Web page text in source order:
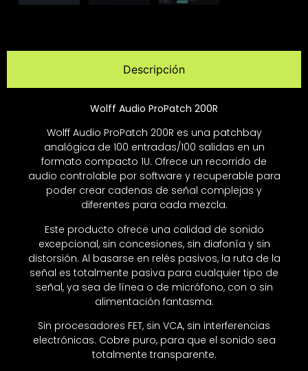
Descripción
Wolff Audio ProPatch 200R
Wolff Audio ProPatch 200R es una patchbay
analógica de 100 entradas/100 salidas en un
formato compacto 1U. Ofrece un recorrido de
audio controlable por software y recuperable para
poder crear cadenas de señal complejas y
diferentes para cada mezcla.
Este producto ofrece una calidad de sonido
excepcional, sin concesiones, sin diafonía y sin
distorsión. Al basarse en relés pasivos, la ruta de la
señal es totalmente pasiva para cualquier tipo de
señal, ya sea de línea o de micrófono, con o sin
alimentación fantasma.
Sin procesadores FET, sin VCA, sin interferencias
electrónicas. Cobre puro, para que el sonido sea
totalmente transparente.